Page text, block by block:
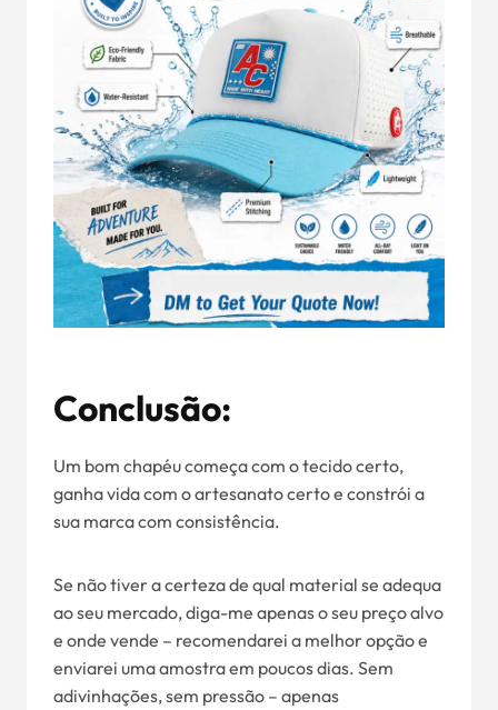
Conclusão:
Um bom chapéu começa com o tecido certo,
ganha vida com o artesanato certo e constrói a
sua marca com consistência.
Se não tiver a certeza de qual material se adequa
ao seu mercado, diga-me apenas o seu preço alvo
e onde vende – recomendarei a melhor opção e
enviarei uma amostra em poucos dias. Sem
adivinhações, sem pressão – apenas